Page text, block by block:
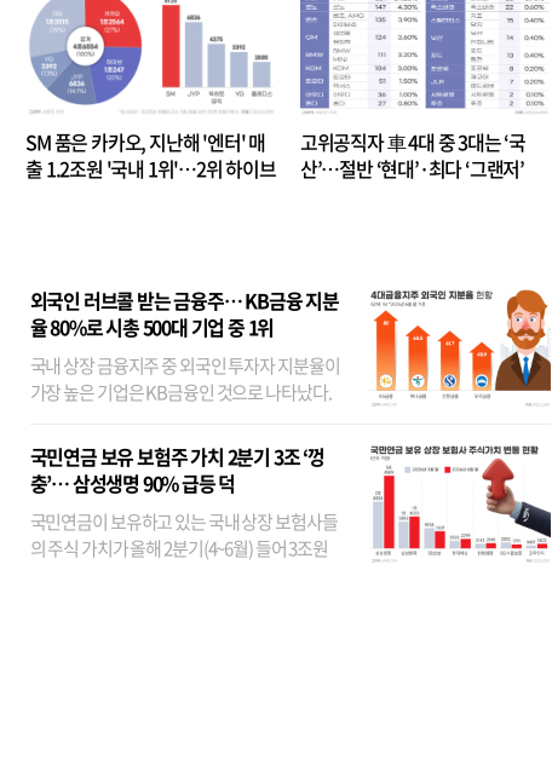
SM 품은 카카오, 지난해 '엔터' 매
출 1.2조원 '국내 1위'…2위 하이브
고위공직자 車 4대 중 3대는 ‘국
산’…절반 ‘현대’·최다 ‘그랜저’
외국인 러브콜 받는 금융주… KB금융 지분
율 80%로 시총 500대 기업 중 1위
국내 상장 금융지주 중 외국인 투자자 지분율이
가장 높은 기업은 KB금융인 것으로 나타났다.
융이었다. 특히 KB금융은 지난달 말 기준 해외
기관투자자 지분율이...
국민연금 보유 보험주 가치 2분기 3조 ‘껑
충’… 삼성생명 90% 급등 덕
국민연금이 보유하고 있는 국내 상장 보험사들
의 주식 가치가 올해 2분기(4~6월) 들어 3조원